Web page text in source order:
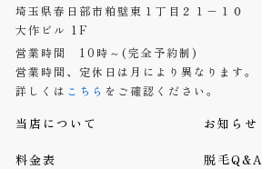
埼玉県春日部市粕壁東１丁目２１−１０
大作ビル 1F
営業時間 10時～(完全予約制)
営業時間、定休日は月により異なります。
詳しくは こちら をご確認ください。
当店について
料金表
お知らせ
脱毛Q&A